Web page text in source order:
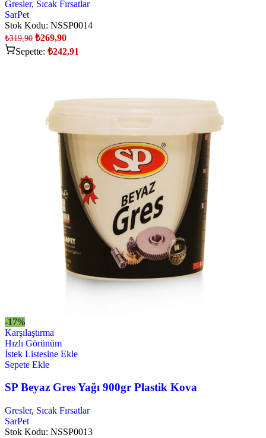
Gresler, Sıcak Fırsatlar
SarPet
Stok Kodu: NSSP0014
₺319,90 ₺269,90
Sepette: ₺242,91
-17%
Karşılaştırma
Hızlı Görünüm
İstek Listesine Ekle
Sepete Ekle
SP Beyaz Gres Yağı 900gr Plastik Kova
Gresler, Sıcak Fırsatlar
SarPet
Stok Kodu: NSSP0013